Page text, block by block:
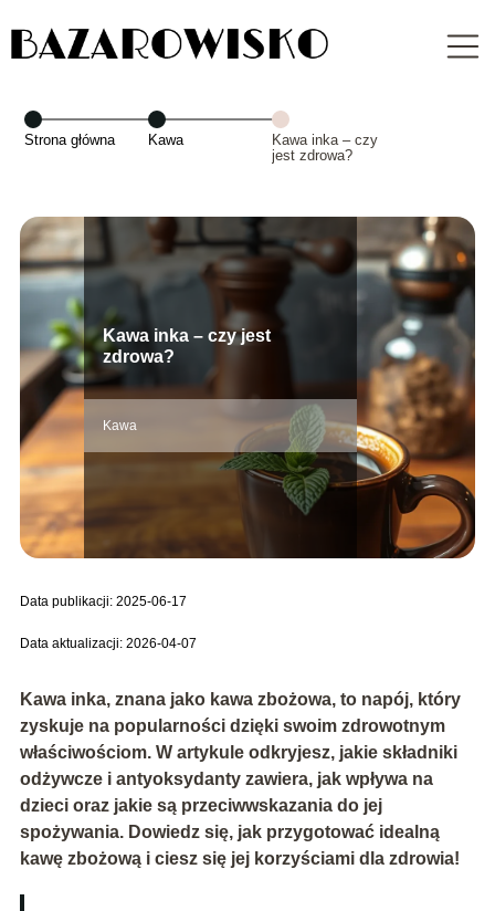
Strona główna Kawa
Kawa inka – czy
jest zdrowa?
Kawa inka – czy jest
zdrowa?
Kawa
Data publikacji: 2025-06-17
Data aktualizacji: 2026-04-07
Kawa inka, znana jako kawa zbożowa, to napój, który
zyskuje na popularności dzięki swoim zdrowotnym
właściwościom. W artykule odkryjesz, jakie składniki
odżywcze i antyoksydanty zawiera, jak wpływa na
dzieci oraz jakie są przeciwwskazania do jej
spożywania. Dowiedz się, jak przygotować idealną
kawę zbożową i ciesz się jej korzyściami dla zdrowia!